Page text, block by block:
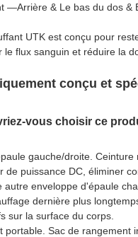
—Arrière & Le bas du dos &
UTK est conçu pour
le flux sanguin et réduire la
conçu et
vous choisir ce
gauche/droite.
de puissance DC, éliminer
autre enveloppe d'épaule
dernière plus
sur la surface du corps.
portable. Sac de rangement